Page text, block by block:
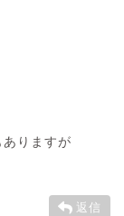
りますが
返信